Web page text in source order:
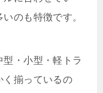
のも特徴です。
・小型・軽トラ
く揃っているの